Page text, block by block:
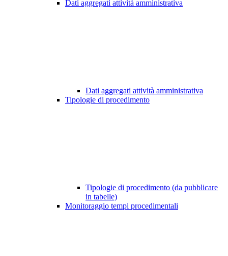
Dati aggregati attività amministrativa
Dati aggregati attività amministrativa
Tipologie di procedimento
Tipologie di procedimento (da pubblicare
in tabelle)
Monitoraggio tempi procedimentali